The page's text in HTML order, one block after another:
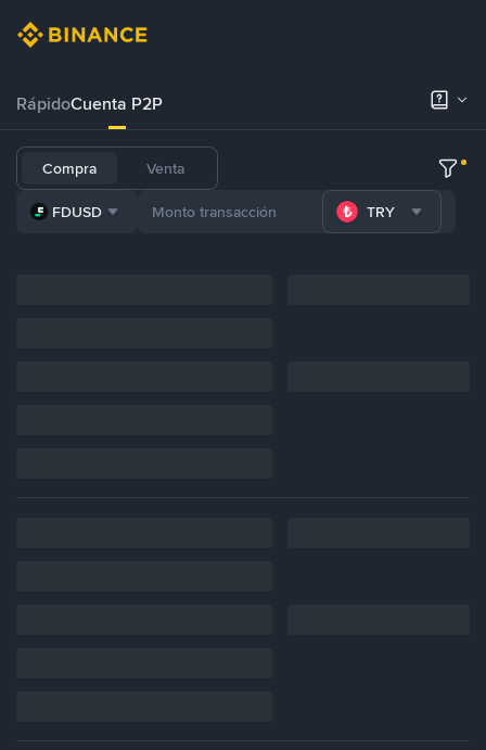
RápidoCuenta P2P
Compra Venta
FDUSD TRY